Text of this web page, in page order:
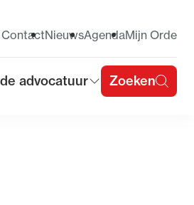
voor
advocatuur Zoeken
ContactNieuwsAgendaMijn Orde